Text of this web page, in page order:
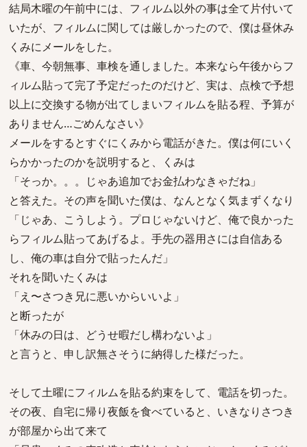
結局木曜の午前中には、フィルム以外の事は全て片付いて
いたが、フィルムに関しては厳しかったので、僕は昼休み
くみにメールをした。
《車、今朝無事、車検を通しました。本来なら午後からフ
ィルム貼って完了予定だったのだけど、実は、点検で予想
以上に交換する物が出てしまいフィルムを貼る程、予算が
ありません…ごめんなさい》
メールをするとすぐにくみから電話がきた。僕は何にいく
らかかったのかを説明すると、くみは
「そっか。。。じゃあ追加でお金払わなきゃだね」
と答えた。その声を聞いた僕は、なんとなく気まずくなり
「じゃあ、こうしよう。プロじゃないけど、俺で良かった
らフィルム貼ってあげるよ。手先の器用さには自信ある
し、俺の車は自分で貼ったんだ」
それを聞いたくみは
「え〜さつき兄に悪いからいいよ」
と断ったが
「休みの日は、どうせ暇だし構わないよ」
と言うと、申し訳無さそうに納得した様だった。
そして土曜にフィルムを貼る約束をして、電話を切った。
その夜、自宅に帰り夜飯を食べていると、いきなりさつき
が部屋から出て来て